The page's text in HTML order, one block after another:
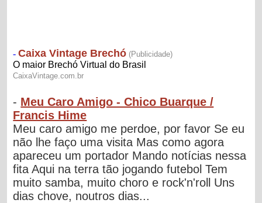
- Meu Caro Amigo - Chico Buarque /
Francis Hime
Meu caro amigo me perdoe, por favor Se eu
não lhe faço uma visita Mas como agora
apareceu um portador Mando notícias nessa
fita Aqui na terra tão jogando futebol Tem
muito samba, muito choro e rock'n'roll Uns
dias chove, noutros dias...